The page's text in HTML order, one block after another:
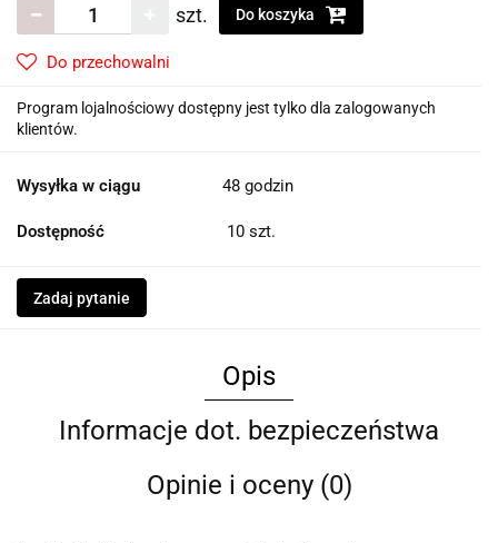
szt. Do koszyka
Do przechowalni
Program lojalnościowy dostępny jest tylko dla zalogowanych
klientów.
Wysyłka w ciągu 48 godzin
Dostępność 10 szt.
Zadaj pytanie
Opis
Informacje dot. bezpieczeństwa
Opinie i oceny (0)